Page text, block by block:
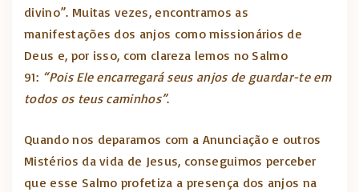
divino”. Muitas vezes, encontramos as
manifestações dos anjos como missionários de
Deus e, por isso, com clareza lemos no Salmo
91: “Pois Ele encarregará seus anjos de guardar-te em
todos os teus caminhos”.
Quando nos deparamos com a Anunciação e outros
Mistérios da vida de Jesus, conseguimos perceber
que esse Salmo profetiza a presença dos anjos na